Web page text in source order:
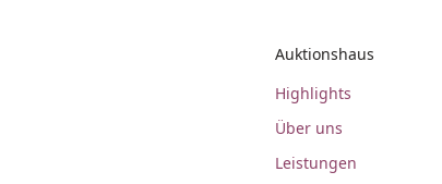
Auktionshaus
Highlights
Über uns
Leistungen